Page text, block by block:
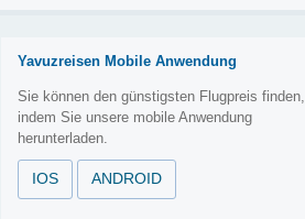
Yavuzreisen Mobile Anwendung
Sie können den günstigsten Flugpreis finden,
indem Sie unsere mobile Anwendung
herunterladen.
IOS ANDROID